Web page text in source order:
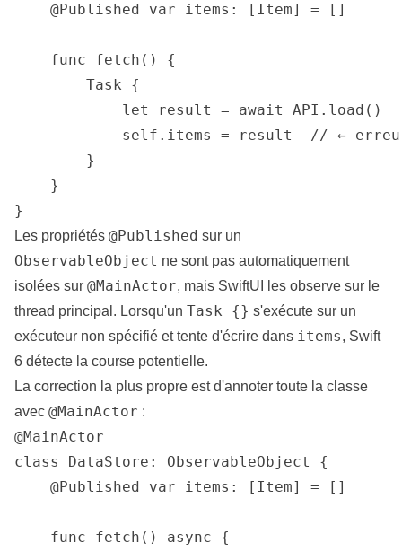
    @Published var items: [Item] = []
    func fetch() {
        Task {
            let result = await API.load()
self.items = result  // ←
        }
    }
}
Les propriétés @Published sur un
ObservableObject ne sont pas automatiquement
isolées sur @MainActor, mais SwiftUI les observe sur le
thread principal. Lorsqu'un Task {} s'exécute sur un
exécuteur non spécifié et tente d'écrire dans items, Swift
6 détecte la course potentielle.
La correction la plus propre est d'annoter toute la classe
avec @MainActor :
@MainActor
class DataStore: ObservableObject {
    @Published var items: [Item] = []
    func fetch() async {